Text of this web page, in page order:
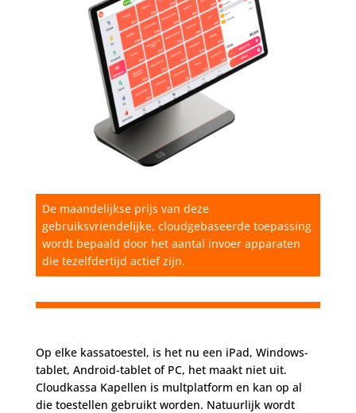
De maandelijkse prijs van deze
gebruiksvriendelijke, cloudgebaseerde toepassing
wordt bepaald door het aantal invoer apparaten
die tezelfdertijd actief zijn.
Op elke kassatoestel, is het nu een iPad, Windows-
tablet, Android-tablet of PC, het maakt niet uit.
Cloudkassa Kapellen is multplatform en kan op al
die toestellen gebruikt worden. Natuurlijk wordt